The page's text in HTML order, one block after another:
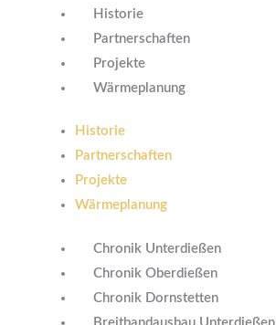
Historie
Partnerschaften
Projekte
Wärmeplanung
Historie
Partnerschaften
Projekte
Wärmeplanung
Chronik Unterdießen
Chronik Oberdießen
Chronik Dornstetten